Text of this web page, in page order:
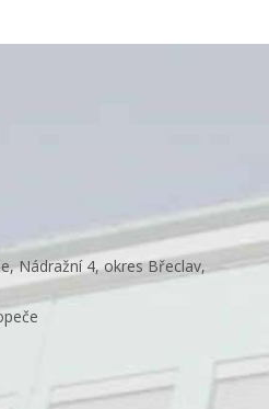
Nádražní 4, okres Břeclav,